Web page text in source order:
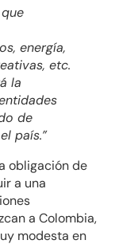
energía,
etc.
la
de
país.”
obligación de
a una
a Colombia,
modesta en